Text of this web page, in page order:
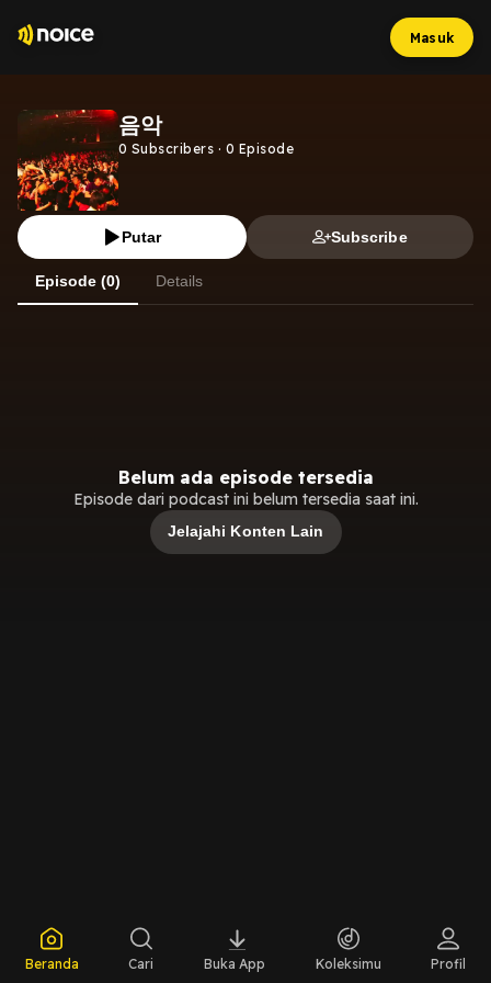
Masuk
음악
0 Subscribers · 0 Episode
Putar Subscribe
Episode (0) Details
Belum ada episode tersedia
Episode dari podcast ini belum tersedia saat ini.
Jelajahi Konten Lain
Beranda Cari Buka App Koleksimu Profil